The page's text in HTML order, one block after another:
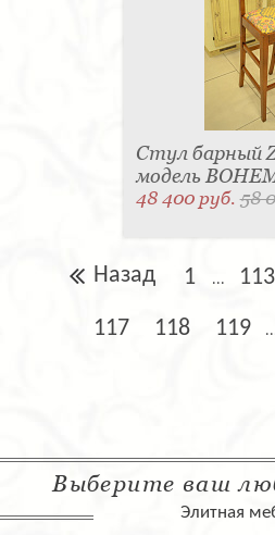
Стул барный
модель
48 400 руб.58
Назад 1 ... 113
117 118 119
Выберите ваш
Элитная